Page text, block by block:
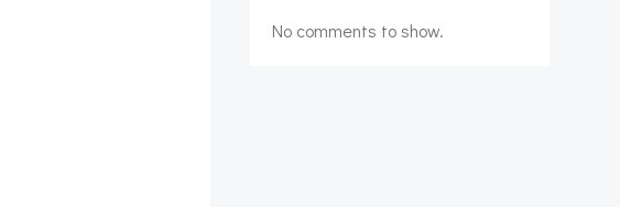
No comments to show.